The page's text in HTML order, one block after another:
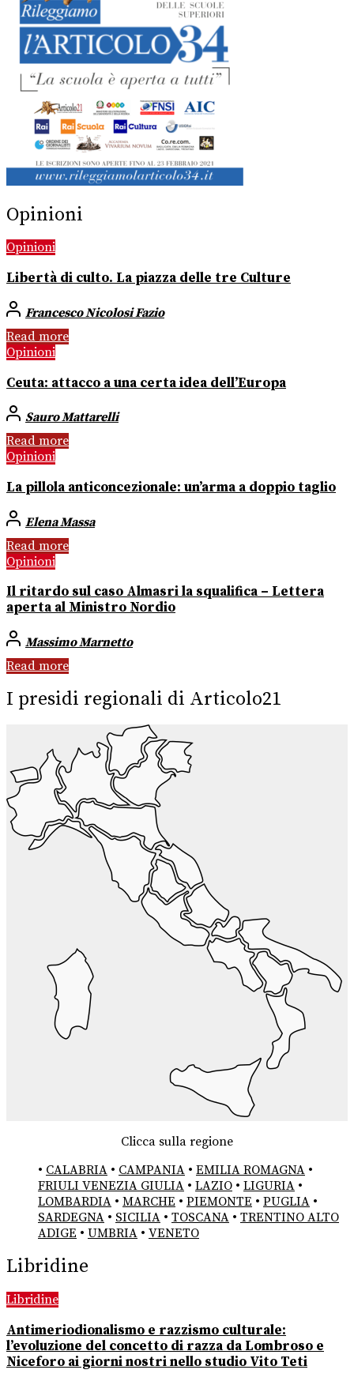
Opinioni
Opinioni
Libertà di culto. La piazza delle tre Culture
Francesco Nicolosi Fazio
Read more
Opinioni
Ceuta: attacco a una certa idea dell’Europa
Sauro Mattarelli
Read more
Opinioni
La pillola anticoncezionale: un’arma a doppio taglio
Elena Massa
Read more
Opinioni
Il ritardo sul caso Almasri la squalifica – Lettera
aperta al Ministro Nordio
Massimo Marnetto
Read more
I presidi regionali di Articolo21
Clicca sulla regione
• CALABRIA • CAMPANIA • EMILIA ROMAGNA •
FRIULI VENEZIA GIULIA • LAZIO • LIGURIA •
LOMBARDIA • MARCHE • PIEMONTE • PUGLIA •
SARDEGNA • SICILIA • TOSCANA • TRENTINO ALTO
ADIGE • UMBRIA • VENETO
Libridine
Libridine
Antimeriodionalismo e razzismo culturale:
l’evoluzione del concetto di razza da Lombroso e
Niceforo ai giorni nostri nello studio Vito Teti